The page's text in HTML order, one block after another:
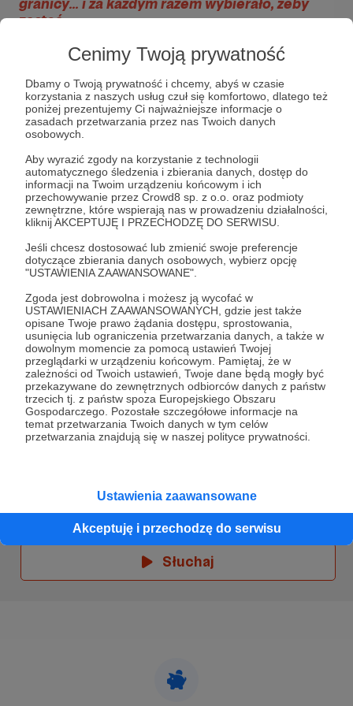
Cenimy Twoją prywatność
Dbamy o Twoją prywatność i chcemy, abyś w czasie
korzystania z naszych usług czuł się komfortowo, dlatego też
poniżej prezentujemy Ci najważniejsze informacje o
zasadach przetwarzania przez nas Twoich danych
osobowych.
Aby wyrazić zgody na korzystanie z technologii
automatycznego śledzenia i zbierania danych, dostęp do
informacji na Twoim urządzeniu końcowym i ich
przechowywanie przez Crowd8 sp. z o.o. oraz podmioty
zewnętrzne, które wspierają nas w prowadzeniu działalności,
kliknij AKCEPTUJĘ I PRZECHODZĘ DO SERWISU.
Jeśli chcesz dostosować lub zmienić swoje preferencje
dotyczące zbierania danych osobowych, wybierz opcję
"USTAWIENIA ZAAWANSOWANE".
Zgoda jest dobrowolna i możesz ją wycofać w
USTAWIENIACH ZAAWANSOWANYCH, gdzie jest także
opisane Twoje prawo żądania dostępu, sprostowania,
usunięcia lub ograniczenia przetwarzania danych, a także w
dowolnym momencie za pomocą ustawień Twojej
przeglądarki w urządzeniu końcowym. Pamiętaj, że w
zależności od Twoich ustawień, Twoje dane będą mogły być
przekazywane do zewnętrznych odbiorców danych z państw
trzecich tj. z państw spoza Europejskiego Obszaru
Gospodarczego. Pozostałe szczegółowe informacje na
temat przetwarzania Twoich danych w tym celów
przetwarzania znajdują się w naszej polityce prywatności.
Ustawienia zaawansowane
Akceptuję i przechodzę do serwisu
granicy… i za każdym razem wybierało, żeby
zostać.
Mam 37 lat.
I już wiem o życiu więcej, niż niektórzy przez
całe dekady.
Wszystko zaczęło się od jednego
słowa w wieku 16 lat, które brzmi jak
wyrok.
Białaczka.
Nie pamiętam momentu, w którym świat się
zatrzymał… ale pamiętam uczucie.
Strach, który nie ma kształtu.
I pytanie, które wracało:dlaczego ja?
Potem przyszła chemia.
Radioterapia.
Dni, które zlewały się w jedno.
Szpitalne ściany, zapach leków, cisza
przerywana tylko dźwiękiem aparatury.
To była walka o życie.
Nie taka z filmów.
Bez efektów specjalnych.
I kiedy wydawało się, że najgorsze już za mną…
życie powiedziało: to jeszcze nie koniec.
Efekty uboczne leczenia.
Ciało, które miało się leczyć… zaczęło walczyć
na nowo.
Rozwiń opis
Słuchaj w Patronite Audio!
SłuchajBaybeew aplikacji Patronite Audio.
Pobierz aplikację na swój telefon lub słuchaj w
Słuchaj